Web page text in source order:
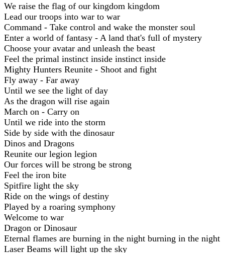
We raise the flag of our kingdom kingdom
Lead our troops into war to war
Command - Take control and wake the monster soul
Enter a world of fantasy - A land that's full of mystery
Choose your avatar and unleash the beast
Feel the primal instinct inside instinct inside
Mighty Hunters Reunite - Shoot and fight
Fly away - Far away
Until we see the light of day
As the dragon will rise again
March on - Carry on
Until we ride into the storm
Side by side with the dinosaur
Dinos and Dragons
Reunite our legion legion
Our forces will be strong be strong
Feel the iron bite
Spitfire light the sky
Ride on the wings of destiny
Played by a roaring symphony
Welcome to war
Dragon or Dinosaur
Eternal flames are burning in the night burning in the night
Laser Beams will light up the sky